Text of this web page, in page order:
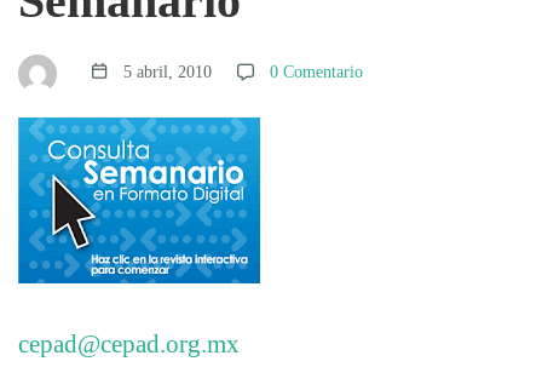
Cepad
en
el
5 abril, 2010 0 Comentario
cepad@cepad.org.mx